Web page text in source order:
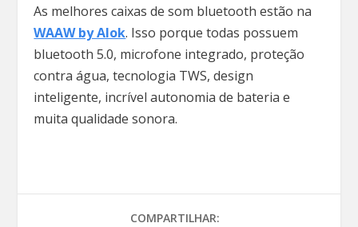
As melhores caixas de som bluetooth estão na
WAAW by Alok. Isso porque todas possuem
bluetooth 5.0, microfone integrado, proteção
contra água, tecnologia TWS, design
inteligente, incrível autonomia de bateria e
muita qualidade sonora.
COMPARTILHAR: